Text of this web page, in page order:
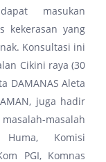
masukan
kekerasan yang
Konsultasi ini
Cikini raya (30
DAMANAS Aleta
juga hadir
masalah
Komisi
PGI, Komnas